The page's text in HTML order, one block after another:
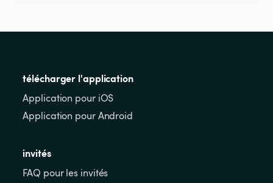
télécharger l'application
Application pour iOS
Application pour Android
invités
FAQ pour les invités